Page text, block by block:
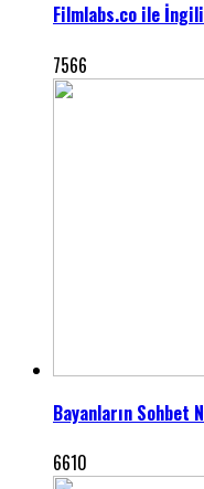
Filmlabs.co ile
7566
Bayanların Sohbet
6610